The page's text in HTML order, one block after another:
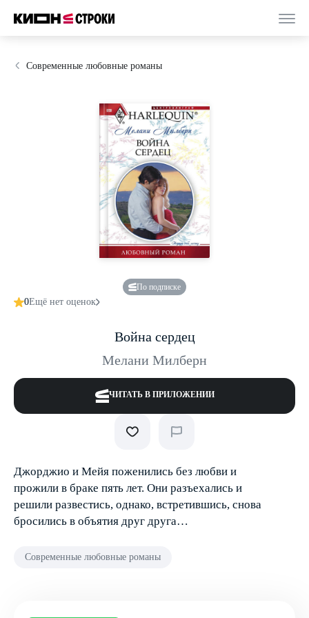
Современные любовные романы
По подписке
0Ещё нет оценок
Война сердец
Мелани Милберн
ЧИТАТЬ В ПРИЛОЖЕНИИ
Джорджио и Мейя поженились без любви и
прожили в браке пять лет. Они разъехались и
решили развестись, однако, встретившись, снова
бросились в объятия друг друга…
Современные любовные романы